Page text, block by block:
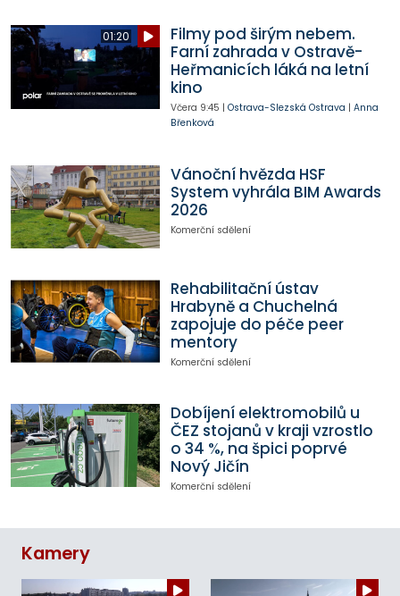
01:20
Filmy pod širým nebem.
Farní zahrada v Ostravě-
Heřmanicích láká na letní
kino
Včera 9:45 | Ostrava-Slezská Ostrava | Anna
Břenková
Vánoční hvězda HSF
System vyhrála BIM Awards
2026
Komerční sdělení
Rehabilitační ústav
Hrabyně a Chuchelná
zapojuje do péče peer
mentory
Komerční sdělení
Dobíjení elektromobilů u
ČEZ stojanů v kraji vzrostlo
o 34 %, na špici poprvé
Nový Jičín
Komerční sdělení
Kamery